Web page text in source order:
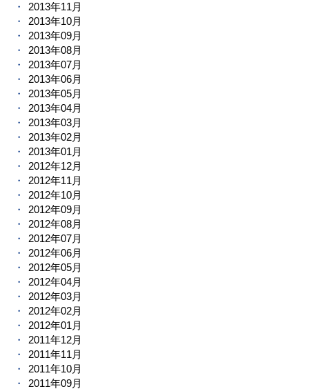
2013年11月
2013年10月
2013年09月
2013年08月
2013年07月
2013年06月
2013年05月
2013年04月
2013年03月
2013年02月
2013年01月
2012年12月
2012年11月
2012年10月
2012年09月
2012年08月
2012年07月
2012年06月
2012年05月
2012年04月
2012年03月
2012年02月
2012年01月
2011年12月
2011年11月
2011年10月
2011年09月